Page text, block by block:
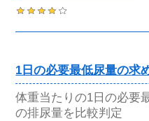
1日の必要最低尿量の求
体重当たりの1日の必要
の排尿量を比較判定